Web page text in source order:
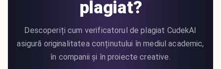
plagiat?
Descoperiți cum verificatorul de plagiat CudekAI
asigură originalitatea conținutului în mediul academic,
în companii și în proiecte creative.